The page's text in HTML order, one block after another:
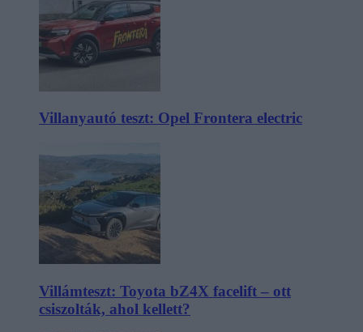
Villanyautó teszt: Opel Frontera electric
Villámteszt: Toyota bZ4X facelift – ott
csiszolták, ahol kellett?